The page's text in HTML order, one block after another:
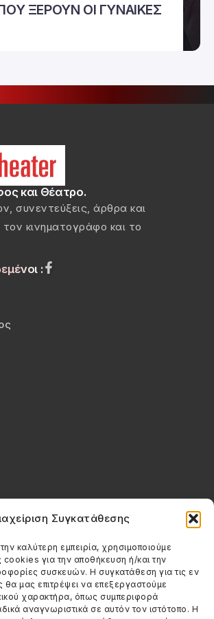
Συγκατάθεσης
καλύτερη εμπειρία, χρησιμοποιούμε
για την αποθήκευση ή/και την
συσκευών. Η συγκατάθεση για τις εν
μας επιτρέψει να επεξεργαστούμε
χαρακτήρα, όπως συμπεριφορά
αναγνωριστικά σε αυτόν τον ιστότοπο. Η
ΞΕΡΟΥΝ ΟΙ ΓΥΝΑΙΚΕΣ
και Θέατρο.
συνεντεύξεις, άρθρα και
κινηματογράφο και το
:
(ΕΕ)